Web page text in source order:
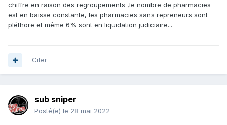
chiffre en raison des regroupements ,le nombre de pharmacies
est en baisse constante, les pharmacies sans repreneurs sont
pléthore et même 6% sont en liquidation judiciaire...
Citer
sub sniper
Posté(e) le 28 mai 2022